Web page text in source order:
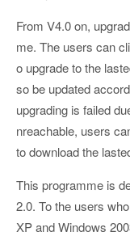
From V4.0 on,
me. The users can
o upgrade to the
so be updated
upgrading is failed
nreachable, users
to download the
This programme is
2.0. To the users
XP and Windows